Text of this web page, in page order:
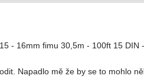
- 16mm fimu 30,5m - 100ft 15
Napadlo mě že by se to mohlo